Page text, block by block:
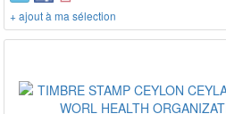
+ ajout à ma sélection